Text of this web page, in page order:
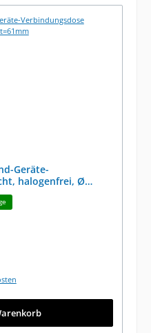
Geräte-
halogenfrei, Ø